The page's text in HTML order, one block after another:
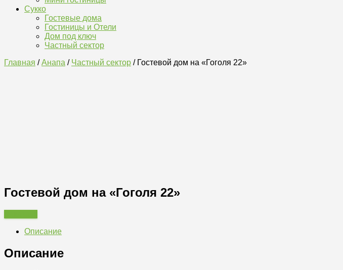
Сукко
Гостевые дома
Гостиницы и Отели
Дом под ключ
Частный сектор
Главная / Анапа / Частный сектор / Гостевой дом на «Гоголя 22»
Гостевой дом на «Гоголя 22»
Описание
Описание